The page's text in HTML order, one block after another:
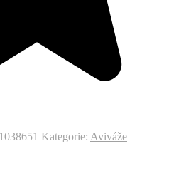
Kategorie: Aviváže